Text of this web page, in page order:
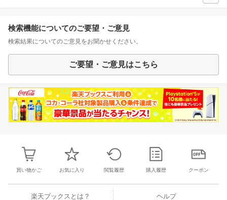
検索機能についてのご要望・ご意見
検索結果についてのご意見をお聞かせください。
ご要望・ご意見はこちら
買い物かご お気に入り 閲覧履歴 購入履歴 クーポン
楽天ブックスとは？ ヘルプ